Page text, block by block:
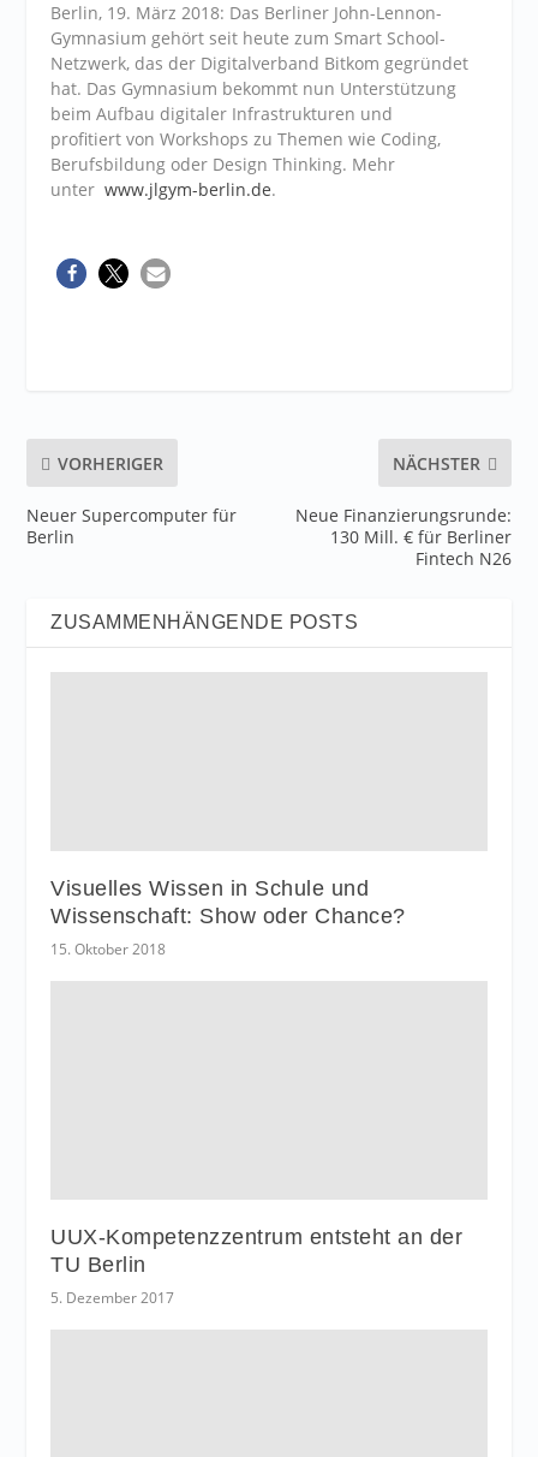
Berlin, 19. März 2018: Das Berliner John-Lennon-
Gymnasium gehört seit heute zum Smart School-
Netzwerk, das der Digitalverband Bitkom gegründet
hat. Das Gymnasium bekommt nun Unterstützung
beim Aufbau digitaler Infrastrukturen und
profitiert von Workshops zu Themen wie Coding,
Berufsbildung oder Design Thinking. Mehr
unterwww.jlgym-berlin.de.
VORHERIGER
Neuer Supercomputer für
Berlin
NÄCHSTER
Neue Finanzierungsrunde:
130 Mill. € für Berliner
Fintech N26
ZUSAMMENHÄNGENDE POSTS
Visuelles Wissen in Schule und
Wissenschaft: Show oder Chance?
15. Oktober 2018
UUX-Kompetenzzentrum entsteht an der
TU Berlin
5. Dezember 2017